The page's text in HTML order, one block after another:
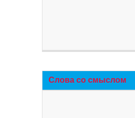
Слова со смыслом